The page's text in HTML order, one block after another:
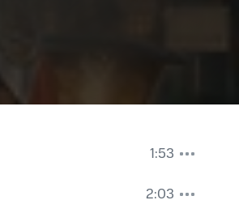
1:53
2:03